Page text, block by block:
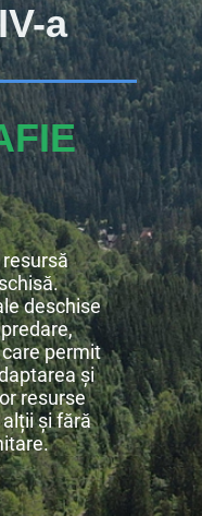
a
deschise
permit
și
resurse
și fără